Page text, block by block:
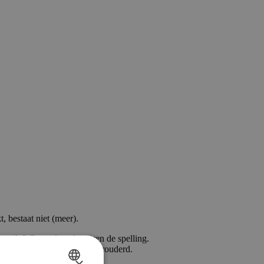
bestaat niet (meer).
Controleer dan even de spelling.
is die waarschijnlijk verouderd.